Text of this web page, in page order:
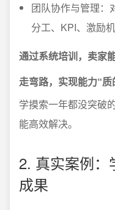
团队协作与管理：
分工、KPI、激励
通过系统培训，卖家
走弯路，实现能力“质
学摸索一年都没突破
能高效解决。
2. 真实案例：
成果